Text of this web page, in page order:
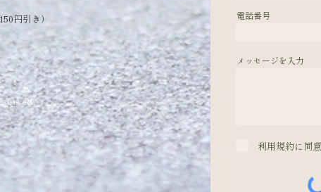
円引き）
電話番号
メッセージを入力
利用規約に同